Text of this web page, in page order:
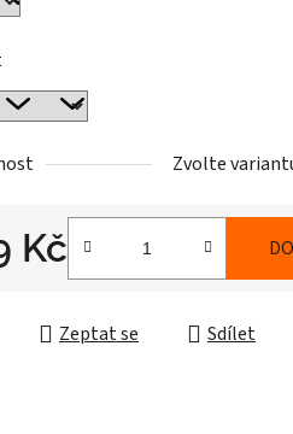
Zvolte
Kč
Zeptat se Sdílet